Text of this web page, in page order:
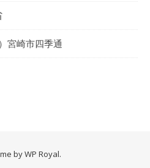
宮崎市四季通
byWP Royal.